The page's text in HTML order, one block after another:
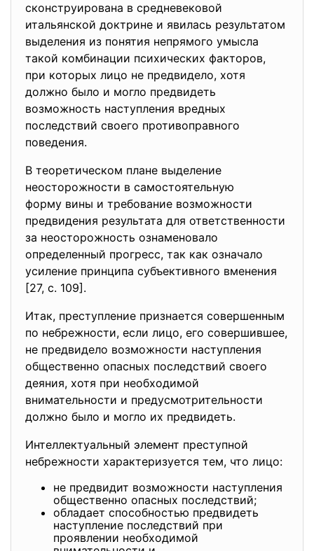
сконструирована в средневековой
итальянской доктрине и явилась результатом
выделения из понятия непрямого умысла
такой комбинации психических факторов,
при которых лицо не предвидело, хотя
должно было и могло предвидеть
возможность наступления вредных
последствий своего противоправного
поведения.
В теоретическом плане выделение
неосторожности в самостоятельную
форму вины и требование возможности
предвидения результата для ответственности
за неосторожность ознаменовало
определенный прогресс, так как означало
усиление принципа субъективного вменения
[27, с. 109].
Итак, преступление признается совершенным
по небрежности, если лицо, его совершившее,
не предвидело возможности наступления
общественно опасных последствий своего
деяния, хотя при необходимой
внимательности и предусмотрительности
должно было и могло их предвидеть.
Интеллектуальный элемент преступной
небрежности характеризуется тем, что лицо:
не предвидит возможности наступления
общественно опасных последствий;
обладает способностью предвидеть
наступление последствий при
проявлении необходимой